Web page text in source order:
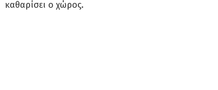
καθαρίσει ο χώρος.